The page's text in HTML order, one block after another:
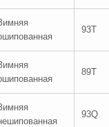
93T
89T
93Q